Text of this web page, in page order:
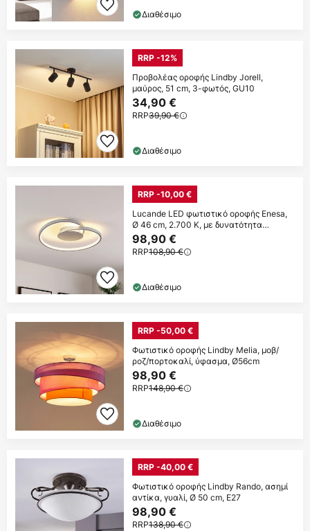
Διαθέσιμο
RRP -12%
Προβολέας οροφής Lindby Jorell,
μαύρος, 51 cm, 3-φωτός, GU10
34,90 €
RRP39,90 €
Διαθέσιμο
RRP -10,00 €
Lucande LED φωτιστικό οροφής Enesa,
Ø 46 cm, 2.700 K, με δυνατότητα
ρύθμισης
98,90 €
RRP108,90 €
Διαθέσιμο
RRP -50,00 €
Φωτιστικό οροφής Lindby Melia, μοβ/
ροζ/πορτοκαλί, ύφασμα, Ø56cm
98,90 €
RRP148,90 €
Διαθέσιμο
RRP -40,00 €
Φωτιστικό οροφής Lindby Rando, ασημί
αντίκα, γυαλί, Ø 50 cm, E27
98,90 €
RRP138,90 €